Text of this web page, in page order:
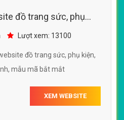
đồ trang sức, phụ
ngũ hành, mẫu mã
Lượt xem: 13100
đồ trang sức, phụ kiện,
mẫu mã bắt mắt
XEM WEBSITE